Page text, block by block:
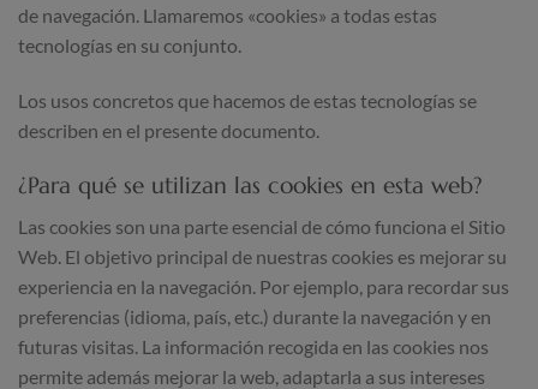
de navegación. Llamaremos «cookies» a todas estas
tecnologías en su conjunto.
Los usos concretos que hacemos de estas tecnologías se
describen en el presente documento.
¿Para qué se utilizan las cookies en esta web?
Las cookies son una parte esencial de cómo funciona el Sitio
Web. El objetivo principal de nuestras cookies es mejorar su
experiencia en la navegación. Por ejemplo, para recordar sus
preferencias (idioma, país, etc.) durante la navegación y en
futuras visitas. La información recogida en las cookies nos
permite además mejorar la web, adaptarla a sus intereses